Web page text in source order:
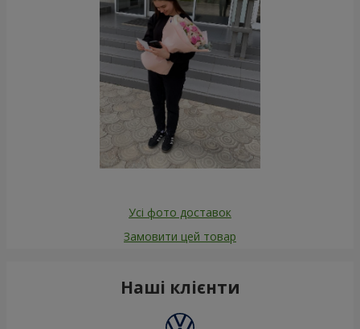
Усі фото доставок
Замовити цей товар
Наші клієнти